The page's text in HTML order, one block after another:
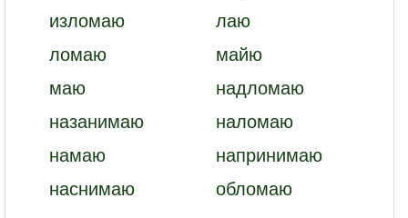
изломаю
лаю
ломаю
майю
маю
надломаю
назанимаю
наломаю
намаю
напринимаю
наснимаю
обломаю